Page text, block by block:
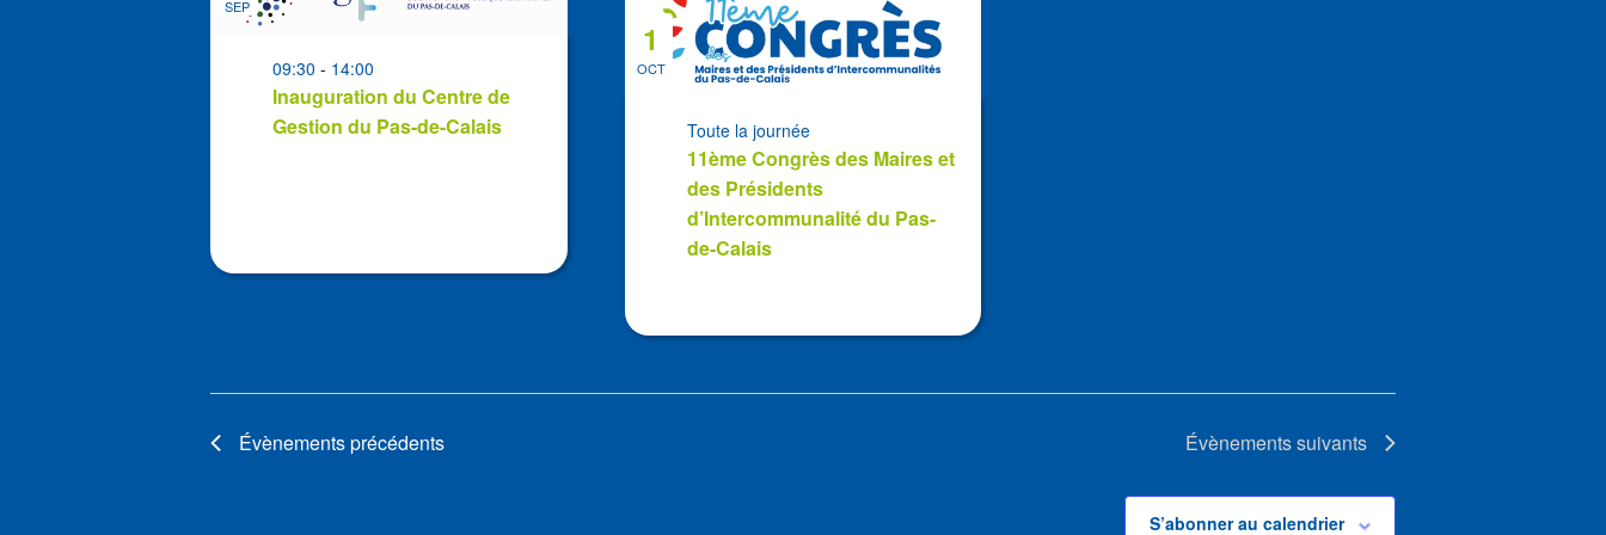
events
Photo
View
SEP
Inauguration du Centre de
Gestion du Pas-de-Calais
09:30- 14:00 OCT
1
11ème Congrès des Maires et
des Présidents
d’Intercommunalité du Pas-
de-Calais
Toute la journée
Évènementsprécédents Évènementssuivants
S’abonner au calendrier